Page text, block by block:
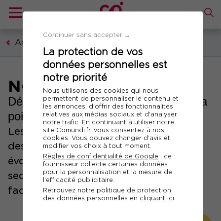
Continuer sans accepter →
La protection de vos
données personnelles est
notre priorité
Nous utilisons des cookies qui nous
permettent de personnaliser le contenu et
les annonces, d'offrir des fonctionnalités
relatives aux médias sociaux et d'analyser
notre trafic. En continuant à utiliser notre
site Comundi.fr, vous consentez à nos
cookies. Vous pouvez changer d’avis et
modifier vos choix à tout moment.
Règles de confidentialité de Google : ce
fournisseur collecte certaines données
pour la personnalisation et la mesure de
l'efficacité publicitaire.
Retrouvez notre politique de protection
des données personnelles en cliquant ici
Accueil
NOSÉVÈNEMENTS
Décryptez les tendances et restez à la
pointe de l’actualité !
Les évènements Comundi réunissent
des experts pour analyser les
évolutions, relever les défis de votre
secteur et enrichir vos compétences
face aux enjeux de demain.